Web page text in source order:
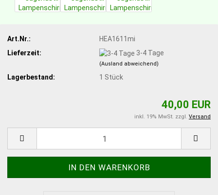
Art.Nr.:
HEA1611mi
Lieferzeit:
3-4 Tage
(Ausland abweichend)
Lagerbestand: 1 Stück
40,00 EUR
inkl. 19% MwSt. zzgl. Versand